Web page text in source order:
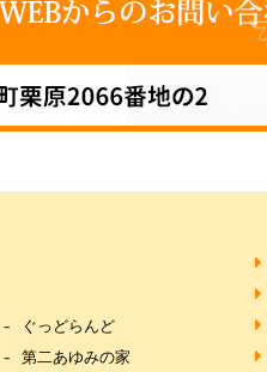
ぐっどらんど
第二あゆみの家